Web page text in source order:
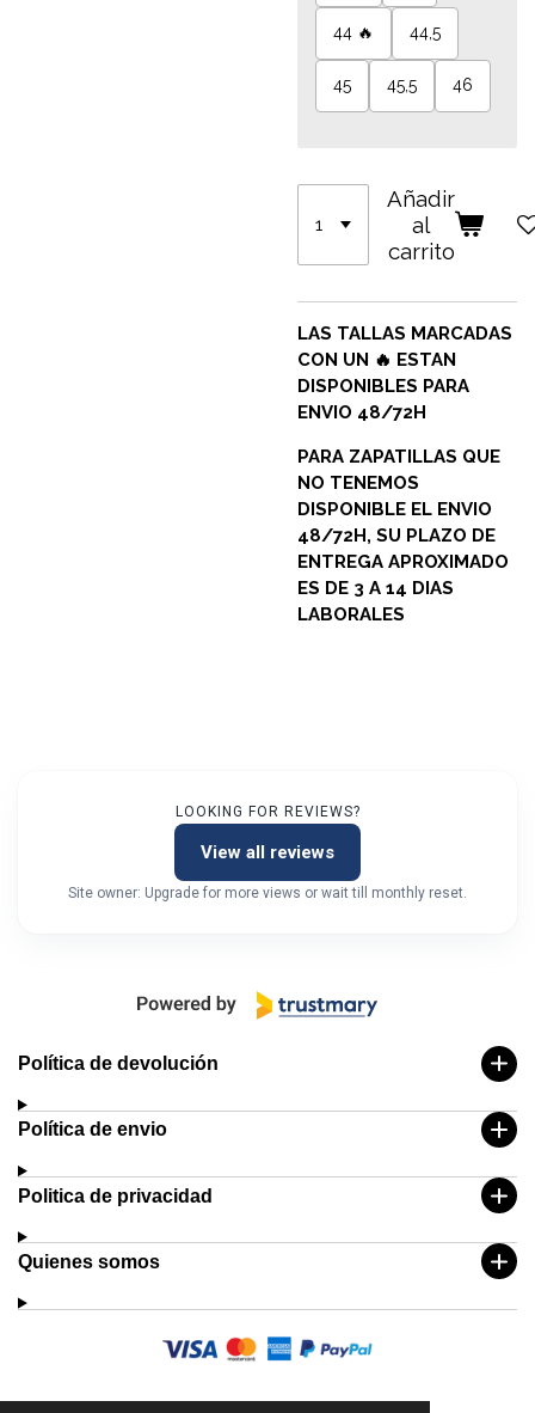
44 🔥 44,5
45 45,5 46
Añadir
al
carrito
LAS TALLAS MARCADAS
CON UN 🔥 ESTAN
DISPONIBLES PARA
ENVIO 48/72H
PARA ZAPATILLAS QUE
NO TENEMOS
DISPONIBLE EL ENVIO
48/72H, SU PLAZO DE
ENTREGA APROXIMADO
ES DE 3 A 14 DIAS
LABORALES
LOOKING FOR REVIEWS?
View all reviews
Site owner: Upgrade for more views or wait till monthly reset.
Política de devolución
Política de envio
Politica de privacidad
Quienes somos